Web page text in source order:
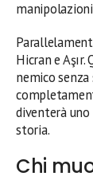
Hicran e
nemico
diventerà
storia.
Chi